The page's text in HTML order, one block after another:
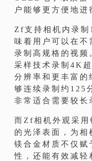
户能够更方便地进
Zf支持相机内录
味着用户可以在不
录制高规格的视频
采样技术录制4K
分辨率和更丰富的
够连续录制约125
非常适合需要较长
而Zf相机外观采用
的光泽表面，为相
镁合金材质不仅赋
性，还能有效减轻